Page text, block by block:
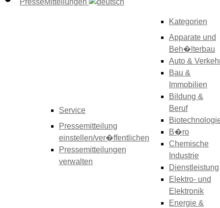
PresseMitteilungen
Service
Pressemitteilung
einstellen/ver�ffentlichen
Pressemitteilungen
verwalten
Kategorien
Apparate und
Beh�lterbau
Auto &
Bau &
Immobilien
Bildung &
Beruf
B�ro
Chemische
Industrie
Dienstleistung
Elektro- und
Elektronik
Energie &